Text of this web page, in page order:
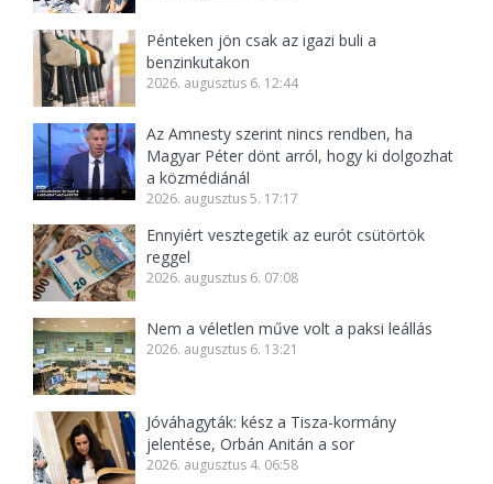
Pénteken jön csak az igazi buli a
benzinkutakon
2026. augusztus 6. 12:44
Az Amnesty szerint nincs rendben, ha
Magyar Péter dönt arról, hogy ki dolgozhat
a közmédiánál
2026. augusztus 5. 17:17
Ennyiért vesztegetik az eurót csütörtök
reggel
2026. augusztus 6. 07:08
Nem a véletlen műve volt a paksi leállás
2026. augusztus 6. 13:21
Jóváhagyták: kész a Tisza-kormány
jelentése, Orbán Anitán a sor
2026. augusztus 4. 06:58